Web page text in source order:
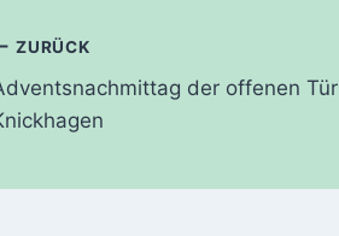
ZURÜCK
der offenen Tür